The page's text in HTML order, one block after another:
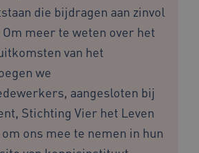
die bijdragen aan zinvol
meer te weten over het
van het
we
aangesloten bij
Stichting Vier het Leven
ons mee te nemen in hun